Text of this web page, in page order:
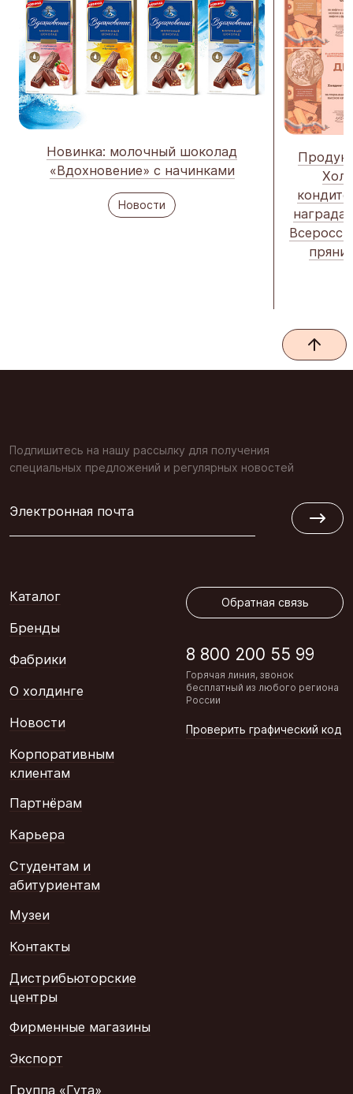
Новинка: молочный шоколад
«Вдохновение» с начинками
Новости
Подпишитесь на нашу рассылку для получения
специальных предложений и регулярных новостей
Электронная почта
Каталог
Бренды
Фабрики
О холдинге
Новости
Корпоративным
клиентам
Партнёрам
Карьера
Студентам и
абитуриентам
Музеи
Контакты
Дистрибьюторские
центры
Фирменные магазины
Экспорт
Группа «Гута»
Обратная связь
8 800 200 55 99
Горячая линия, звонок
бесплатный из любого региона
России
Проверить графический код